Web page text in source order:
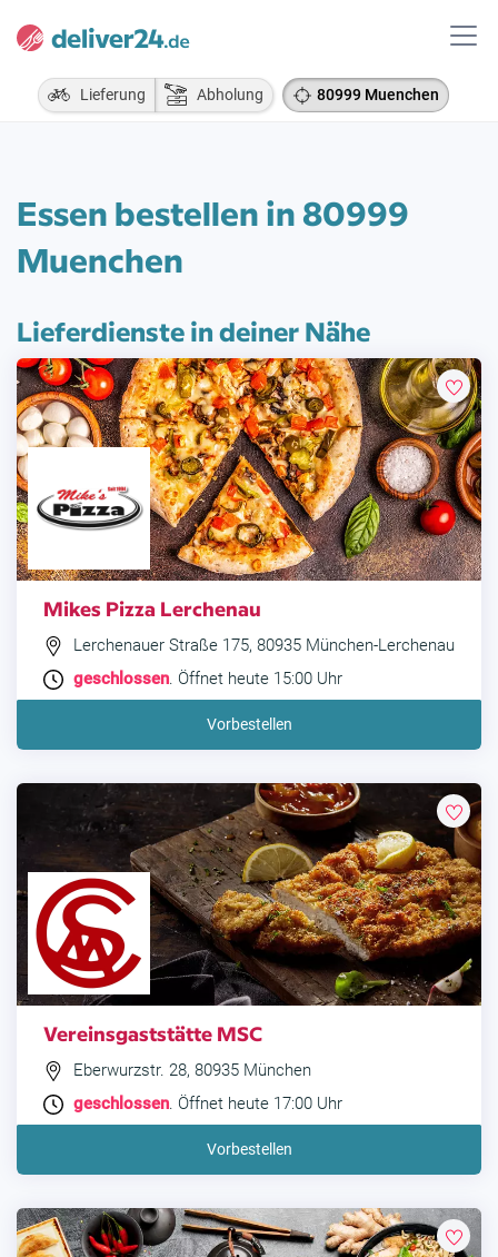
Lieferung Abholung 80999 Muenchen
Essen bestellen in 80999
Muenchen
Lieferdienste in deiner Nähe
Mikes Pizza Lerchenau
Lerchenauer Straße 175, 80935 München-Lerchenau
geschlossen. Öffnet heute 15:00 Uhr
Vorbestellen
Vereinsgaststätte MSC
Eberwurzstr. 28, 80935 München
geschlossen. Öffnet heute 17:00 Uhr
Vorbestellen